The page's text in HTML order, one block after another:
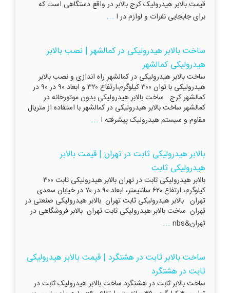
قیمت بالابر هیدرولیک کرج بالابر در واقع دستگاهی است که
برای جابجایی نفرات و لوازم در ا ...
ساخت بالابر هیدرولیکی در کمالشهر | نصب بالابر
هیدرولیکی کمالشهر
ساخت بالابر هیدرولیکی در کمالشهر راه اندازی و نصب بالابر
هیدرولیکی با توان ۳۰۰ کیلوگرم،ارتفاع ۳۲۰ و ابعاد ۹۰ در ۹۰ در
کمالشهر کرج ساخت بالابر هیدرولیکی بدون موتورخانه در
کمالشهر ساخت بالابر هیدرولیکی در کمالشهر با استفاده از متریال
مقاوم و سیستم هیدرولیک پیشرفته ا ...
بالابر هیدرولیکی ثابت در تهران | قیمت بالابر
هیدرولیکی ثابت
بالابر هیدرولیکی ثابت در تهران بالابر هیدرولیکی ثابت ۳۰۰
کیلوگرم، ارتفاع ۶۲۰ سانتیمتر، ابعاد ۹۰ در ۷۰ در خیابان سعدی
تهران بالابر هیدرولیکی ثابت تهران بالابر هیدرولیکی صنعتی در
تهران ساخت بالابر هیدرولیکی ثابت تهران بالابر فروشگاهی در
تهران&nbs
...
ساخت بالابر ثابت در هشتگرد | قیمت بالابر هیدرولیکی
ثابت در هشتگرد
ساخت بالابر ثابت در هشتگرد ساخت بالابر هیدرولیک ثابت در